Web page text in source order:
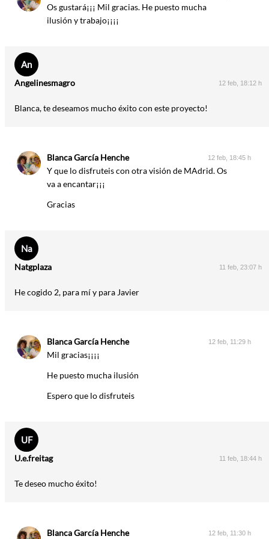
Os gustará¡¡¡ Mil gracias. He puesto mucha
ilusión y trabajo¡¡¡¡
An
Angelinesmagro 12 feb, 18:12 h
Blanca, te deseamos mucho éxito con este proyecto!
Blanca García Henche 12 feb, 18:45 h
Y que lo disfruteis con otra visión de MAdrid. Os
va a encantar¡¡¡
Gracias
Na
Natgplaza 11 feb, 23:07 h
He cogido 2, para mí y para Javier
Blanca García Henche 12 feb, 11:29 h
Mil gracias¡¡¡¡
He puesto mucha ilusión
Espero que lo disfruteis
UF
U.e.freitag 11 feb, 18:44 h
Te deseo mucho éxito!
Blanca García Henche 12 feb, 11:30 h